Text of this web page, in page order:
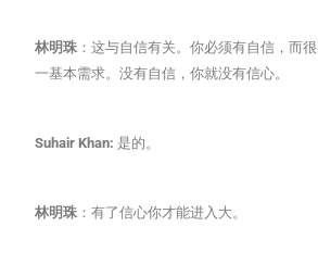
林明珠 ：这与自信有关。你必须有自信，而
一基本需求。没有自信，你就没有信心。
Suhair Khan: 是的。
林明珠 ：有了信心你才能进入大。